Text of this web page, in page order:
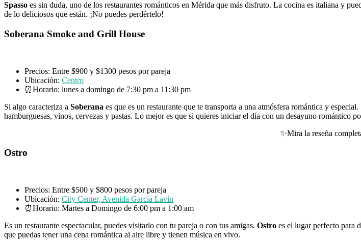
Spasso es sin duda, uno de los restaurantes románticos en Mérida que más disfruto. La cocina es italiana y
de lo deliciosos que están. ¡No puedes perdértelo!
Soberana Smoke and Grill House
Precios: Entre $900 y $1300 pesos por pareja
Ubicación: Centro
⏰Horario: lunes a domingo de 7:30 pm a 11:30 pm
Si algo caracteriza a Soberana es que es un restaurante que te transporta a una atmósfera romántica y
hamburguesas, vinos, cervezas y pastas. Lo mejor es que si quieres iniciar el día con un desayuno romántico
✨Mira la reseña
Ostro
Precios: Entre $500 y $800 pesos por pareja
Ubicación: City Center, Avenida García Lavín
⏰Horario: Martes a Domingo de 6:00 pm a 1:00 am
Es un restaurante espectacular, puedes visitarlo con tu pareja o con tus amigas. Ostro es el lugar perfecto para
que puedas tener una cena romántica al aire libre y tienen música en vivo.